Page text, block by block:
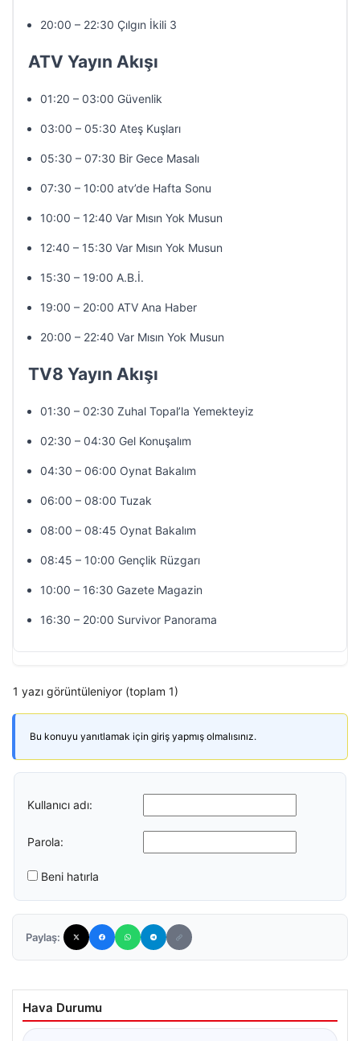
20:00 – 22:30 Çılgın İkili 3
ATV Yayın Akışı
01:20 – 03:00 Güvenlik
03:00 – 05:30 Ateş Kuşları
05:30 – 07:30 Bir Gece Masalı
07:30 – 10:00 atv’de Hafta Sonu
10:00 – 12:40 Var Mısın Yok Musun
12:40 – 15:30 Var Mısın Yok Musun
15:30 – 19:00 A.B.İ.
19:00 – 20:00 ATV Ana Haber
20:00 – 22:40 Var Mısın Yok Musun
TV8 Yayın Akışı
01:30 – 02:30 Zuhal Topal’la Yemekteyiz
02:30 – 04:30 Gel Konuşalım
04:30 – 06:00 Oynat Bakalım
06:00 – 08:00 Tuzak
08:00 – 08:45 Oynat Bakalım
08:45 – 10:00 Gençlik Rüzgarı
10:00 – 16:30 Gazete Magazin
16:30 – 20:00 Survivor Panorama
1 yazı görüntüleniyor (toplam 1)
Bu konuyu yanıtlamak için giriş yapmış olmalısınız.
Kullanıcı adı:
Parola:
Beni hatırla
Paylaş:
Hava Durumu